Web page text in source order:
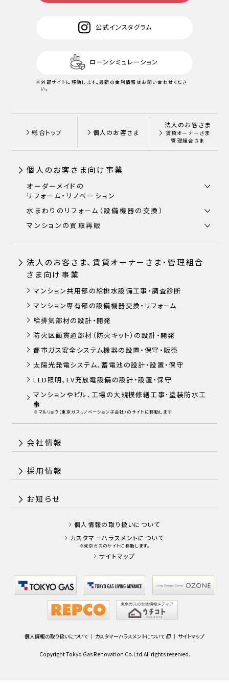
公式インスタグラム
ローンシミュレーション
※外部サイトに移動します。 最新の金利情報はお問い合わせくださ
い。
総合トップ 個人のお客さま
法人のお客さま
賃貸オーナーさま
管理組合さま
会社情報
採用情報
お知らせ
個人のお客さま向け事業
オーダーメイドの
リフォーム・リノベーション
水まわりのリフォーム（設備機器の交換）
マンションの買取再販
法人のお客さま、賃貸オーナーさま・管理組合
さま向け事業
マンション共用部の給排水設備工事・調査診断
マンション専有部の設備機器交換・リフォーム
給排気部材の設計・開発
防火区画貫通部材（防火キット）の設計・開発
都市ガス安全システム機器の設置・保守・販売
太陽光発電システム、蓄電池の設計・設置・保守
LED照明、EV充放電設備の設計・設置・保守
マンションやビル､工場の大規模修繕工事･塗装防水工
事
※マルリョウ（東京ガスリノベーション子会社）のサイトに移動します
個人情報の取り扱いについて
カスタマーハラスメントについて
※東京ガスのサイトに移動します。
サイトマップ
個人情報の取り扱いについて ｜ カスタマーハラスメントについて ｜ サイトマップ
Copyright Tokyo Gas Renovation Co.Ltd.All rights reserved.